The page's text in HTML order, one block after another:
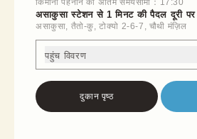
किमोनो पहनाने की अंतिम समयसीमा：17:30
असाकुसा स्टेशन से 1 मिनट की पैदल दूरी पर
असाकुसा, तैतो-कु, टोक्यो 2-6-7, चौथी मंज़िल
पहुंच विवरण
दुकान पृष्ठ